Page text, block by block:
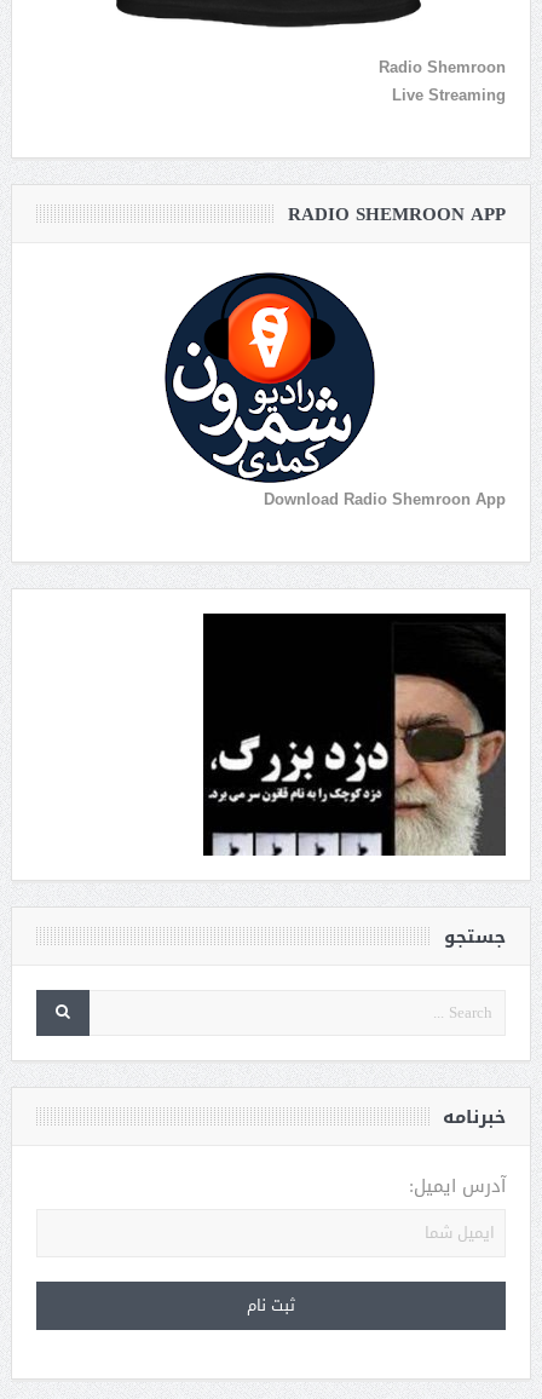
Radio Shemroon
Live Streaming
RADIO SHEMROON APP
Download Radio Shemroon App
جستجو
خبرنامه
آدرس ایمیل: